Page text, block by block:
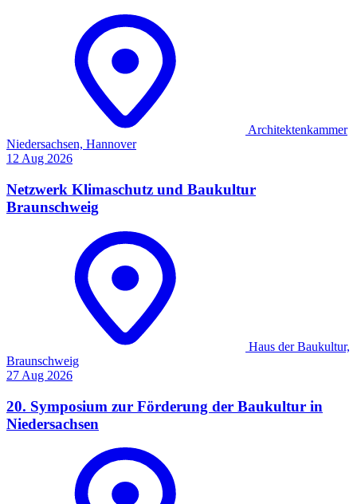
Architektenkammer
Niedersachsen, Hannover
12Aug 2026
Netzwerk Klimaschutz und Baukultur
Braunschweig
Haus der Baukultur,
Braunschweig
27 Aug 2026
20. Symposium zur Förderung der Baukultur in
Niedersachsen